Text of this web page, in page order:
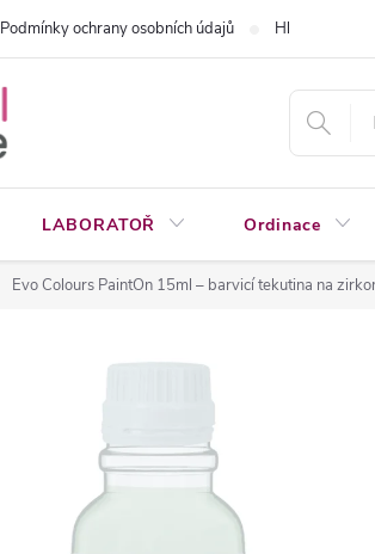
Podmínky ochrany osobních údajů Hledáte a
LABORATOŘ Ordinace
Evo Colours PaintOn 15ml – barvicí tekutina na